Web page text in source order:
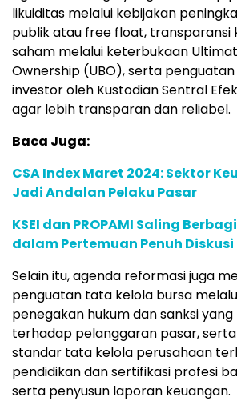
likuiditas melalui kebijakan
publik atau free float, transparansi
saham melalui keterbukaan
Ownership (UBO), serta
investor oleh Kustodian Sentral
agar lebih transparan dan reliabel.
Baca Juga:
CSA Index Maret 2024: Sektor
Jadi Andalan Pelaku Pasar
KSEI dan PROPAMI Saling
dalam Pertemuan Penuh Diskusi
Selain itu, agenda reformasi juga
penguatan tata kelola bursa
penegakan hukum dan sanksi
terhadap pelanggaran pasar,
standar tata kelola perusahaan
pendidikan dan sertifikasi profesi
serta penyusun laporan keuangan.